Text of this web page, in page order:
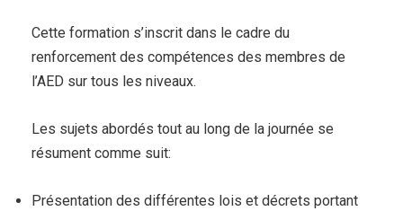
Cette formation s’inscrit dans le cadre du
renforcement des compétences des membres de
l’AED sur tous les niveaux.
Les sujets abordés tout au long de la journée se
résument comme suit:
Présentation des différentes lois et décrets portant